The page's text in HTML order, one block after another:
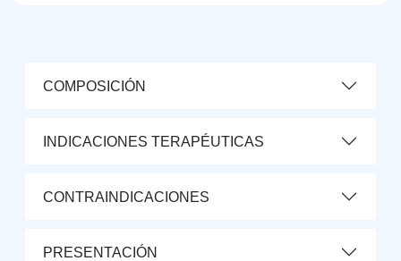
COMPOSICIÓN
INDICACIONES TERAPÉUTICAS
CONTRAINDICACIONES
PRESENTACIÓN